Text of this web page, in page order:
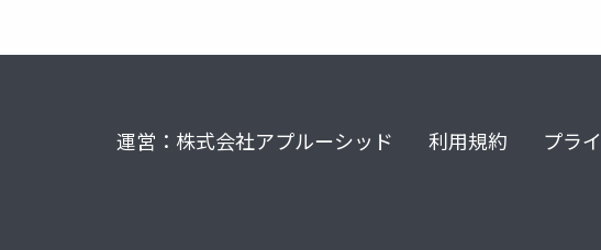
運営：株式会社アプルーシッド 利用規約 プラ